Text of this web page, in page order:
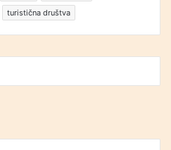
turistična društva